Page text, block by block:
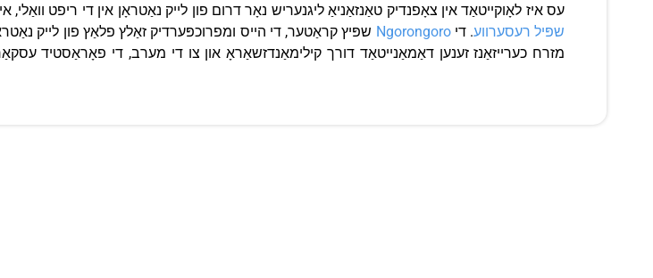
עס איז לאָוקייטאַד אין צאָפנדיק טאַנזאַניאַ ליגנעריש נאָר דרום פון לייק נאַטראָן אין די ריפט וואַלי,
Ngorongoro שפּיל רעסערווע. די
מזרח כערייזאַנז זענען דאַמאַנייטאַד דורך קילימאַנדזשאַראָ און צו די מערב, די פאָראַסטיד